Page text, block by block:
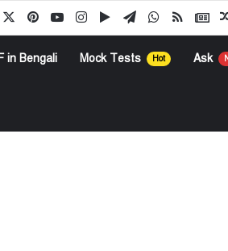
PinterestYouTubeInstagramGoogle Play
TelegramWhatsApp
RSS
in Bengali Mock Tests Hot Ask